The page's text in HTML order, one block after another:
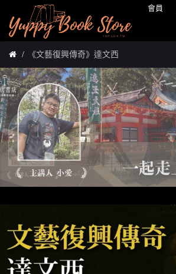
會員
《文藝復興傳奇》達文西